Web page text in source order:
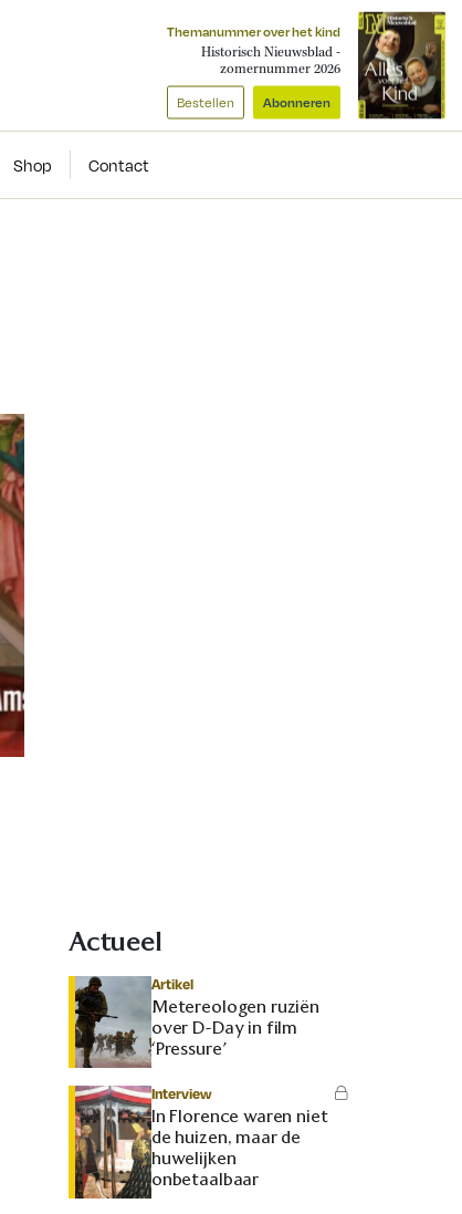
Themanummer over het kind
Historisch Nieuwsblad -
zomernummer 2026
Bestellen Abonneren
Shop Contact
Actueel
Artikel
Metereologen ruziën
over D-Day in film
‘Pressure’
Interview
In Florence waren niet
de huizen, maar de
huwelijken
onbetaalbaar